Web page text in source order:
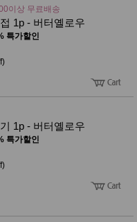
이상 무료배송
1p - 버터옐로우
특가할인
1p - 버터옐로우
특가할인